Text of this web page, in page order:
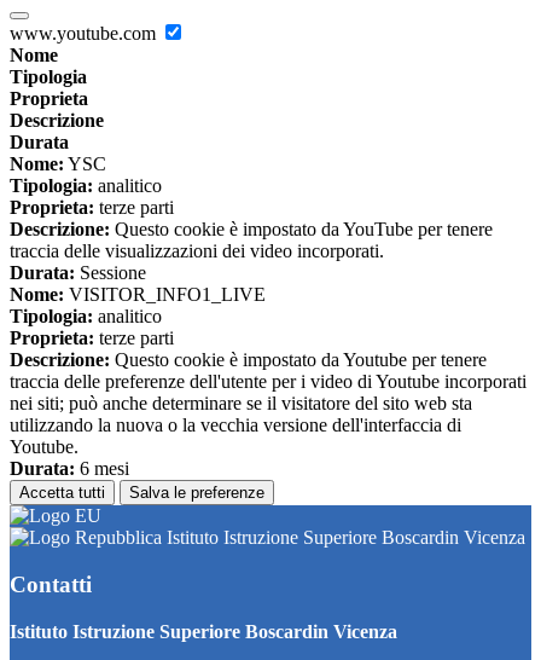
www.youtube.com
Nome
Tipologia
Proprieta
Descrizione
Durata
Nome: YSC
Tipologia: analitico
Proprieta: terze parti
Descrizione: Questo cookie è impostato da YouTube per tenere
traccia delle visualizzazioni dei video incorporati.
Durata: Sessione
Nome: VISITOR_INFO1_LIVE
Tipologia: analitico
Proprieta: terze parti
Descrizione: Questo cookie è impostato da Youtube per tenere
traccia delle preferenze dell'utente per i video di Youtube incorporati
nei siti; può anche determinare se il visitatore del sito web sta
utilizzando la nuova o la vecchia versione dell'interfaccia di
Youtube.
Durata: 6 mesi
Accetta tutti Salva le preferenze
Istituto Istruzione Superiore Boscardin Vicenza
Contatti
Istituto Istruzione Superiore Boscardin Vicenza